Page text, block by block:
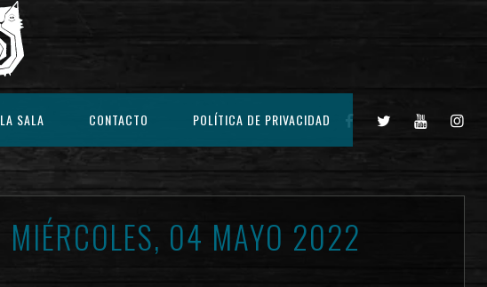
LA SALA CONTACTO POLÍTICA DE PRIVACIDAD
MIÉRCOLES, 04 MAYO 2022